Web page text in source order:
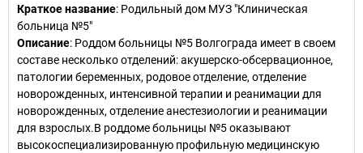
Краткое название: Родильный дом МУЗ "Клиническая
больница №5"
Описание: Роддом больницы №5 Волгограда имеет в своем
составе несколько отделений: акушерско-обсервационное,
патологии беременных, родовое отделение, отделение
новорожденных, интенсивной терапии и реанимации для
новорожденных, отделение анестезиологии и реанимации
для взрослых.В роддоме больницы №5 оказывают
высокоспециализированную профильную медицинскую